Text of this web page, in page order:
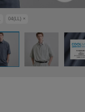
04(LL) ×